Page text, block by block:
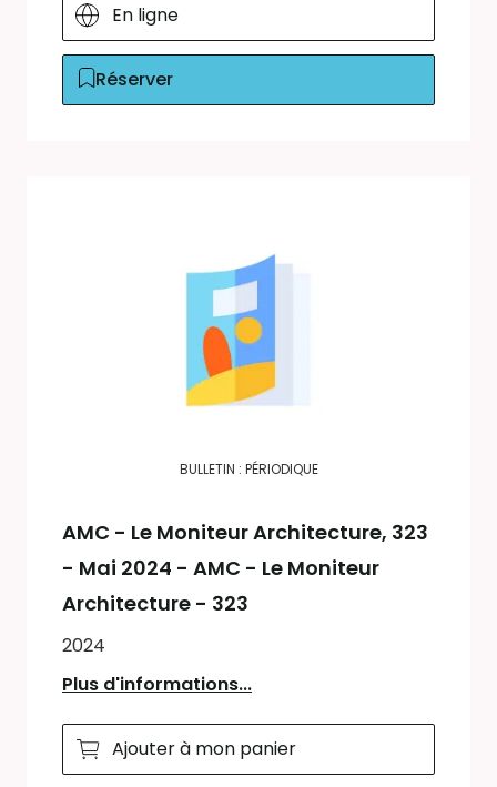
En ligne
Réserver
BULLETIN : PÉRIODIQUE
AMC - Le Moniteur Architecture, 323
- Mai 2024 - AMC - Le Moniteur
Architecture - 323
2024
Plus d'informations...
Ajouter à mon panier